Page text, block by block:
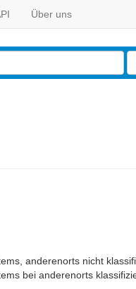
Über uns
anderenorts nicht
bei anderenorts